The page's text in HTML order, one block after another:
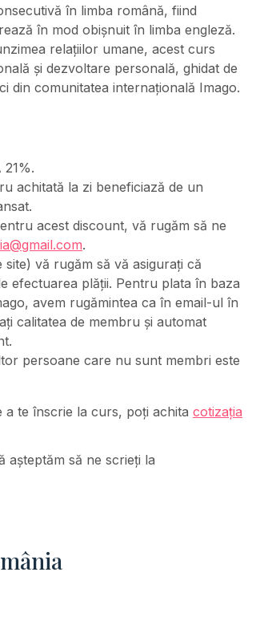
în limba română, fiind
în mod obișnuit în limba engleză.
relațiilor umane, acest curs
și dezvoltare personală, ghidat de
din comunitatea internațională Imago.
achitată la zi beneficiază de un
acest discount, vă rugăm să ne
.
vă rugăm să vă asigurați că
efectuarea plății. Pentru plata în baza
avem rugămintea ca în email-ul în
calitatea de membru și automat
persoane care nu sunt membri este
a te înscrie la curs, poți achita cotizația
așteptăm să ne scrieți la